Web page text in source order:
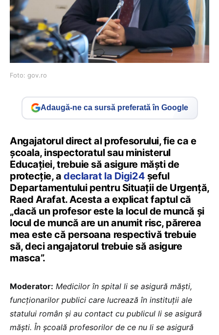
Foto: gov.ro
Adaugă-ne ca sursă preferată în Google
Angajatorul direct al profesorului, fie ca e
școala, inspectoratul sau ministerul
Educației, trebuie să asigure măști de
protecție, adeclarat la Digi24 șeful
Departamentului pentru Situații de Urgență,
Raed Arafat. Acesta a explicat faptul că
„dacă un profesor este la locul de muncă și
locul de muncă are un anumit risc, părerea
mea este că persoana respectivă trebuie
să, deci angajatorul trebuie să asigure
masca”.
Moderator: Medicilor în spital li se asigură măști,
funcționarilor publici care lucrează în instituții ale
statului român și au contact cu publicul li se asigură
măști. În școală profesorilor de ce nu li se asigură